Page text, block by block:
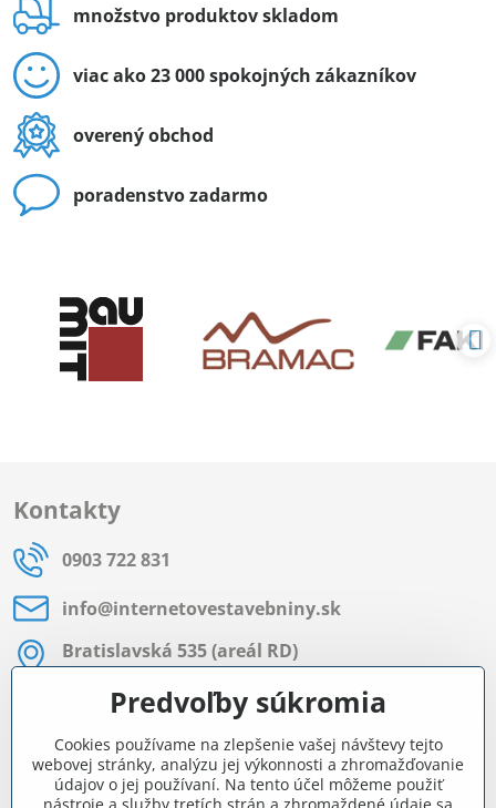
množstvo produktov skladom
viac ako 23 000 spokojných zákazníkov
overený obchod
poradenstvo zadarmo
Kontakty
0903 722 831
info​@internetovestavebniny​.sk
Bratislavská 535 (areál RD)
Most pri Bratislave
Pon - Pia 8:00 - 11:30 a 12:15 - 15:30
Facebook
Predvoľby súkromia
Cookies používame na zlepšenie vašej návštevy tejto
webovej stránky, analýzu jej výkonnosti a zhromažďovanie
údajov o jej používaní. Na tento účel môžeme použiť